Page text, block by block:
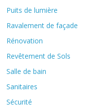
Puits de lumière
Ravalement de façade
Rénovation
Revêtement de Sols
Salle de bain
Sanitaires
Sécurité